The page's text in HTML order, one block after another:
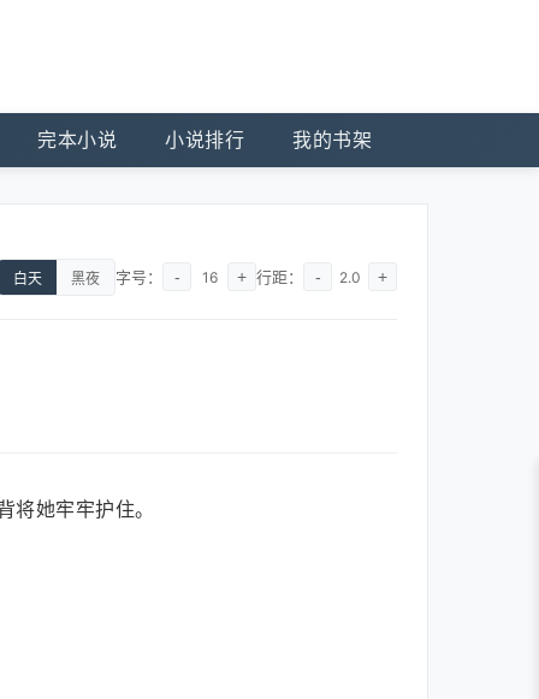
完本小说 小说排行 我的书架
白天 黑夜 字号： - 16 + 行距： - 2.0 +
她牢牢护住。